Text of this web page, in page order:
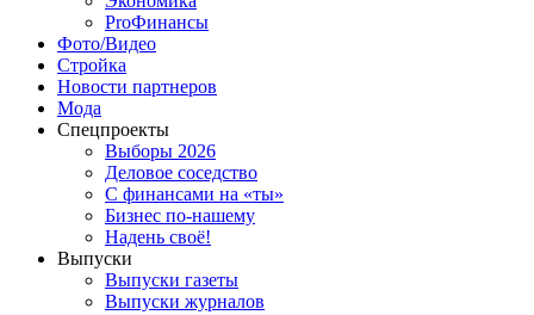
ProФинансы
Фото/Видео
Стройка
Новости партнеров
Мода
Спецпроекты
Выборы 2026
Деловое соседство
С финансами на «ты»
Бизнес по-нашему
Надень своё!
Выпуски
Выпуски газеты
Выпуски журналов